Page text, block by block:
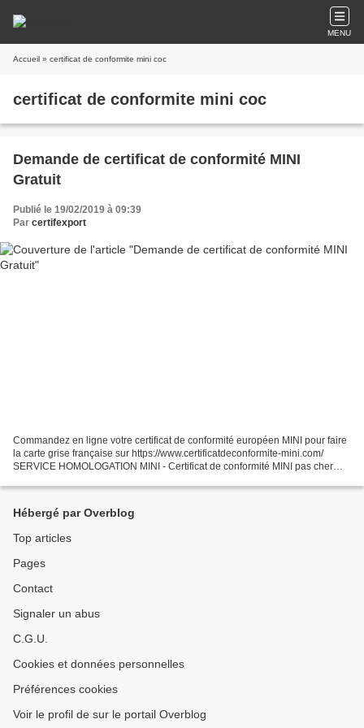
MENU
Accueil » certificat de conformite mini coc
certificat de conformite mini coc
Demande de certificat de conformité MINI
Gratuit
Publié le 19/02/2019 à 09:39
Par certifexport
Commandez en ligne votre certificat de conformité européen MINI pour faire
la carte grise française sur https://www.certificatdeconformite-mini.com/
SERVICE HOMOLOGATION MINI - Certificat de conformité MINI pas cher
Hébergé par Overblog
Top articles
Pages
Contact
Signaler un abus
C.G.U.
Cookies et données personnelles
Préférences cookies
Voir le profil de sur le portail Overblog